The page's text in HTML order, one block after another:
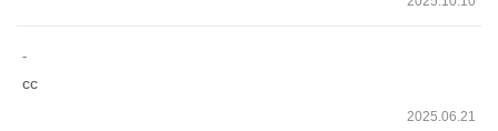
-
cc
2025.06.21